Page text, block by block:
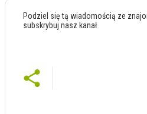
Podziel się tą wiadomością ze
subskrybuj nasz kanał